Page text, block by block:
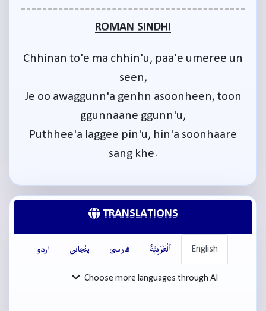
ROMAN SINDHI
Chhinan to'e ma chhin'u, paa'e umeree un
seen,
Je oo awaggunn'a genhn asoonheen, toon
ggunnaane ggunn'u,
Puthhee'a laggee pin'u, hin'a soonhaare
sang khe.
TRANSLATIONS
English اَلْعَرَبِيَّةُ فارسی پنْجابی اردو
Choose more languages through AI